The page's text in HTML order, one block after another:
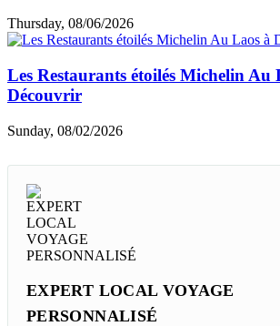
Thursday, 08/06/2026
Les Restaurants étoilés Michelin Au
Découvrir
Sunday, 08/02/2026
EXPERT LOCAL VOYAGE
PERSONNALISÉ